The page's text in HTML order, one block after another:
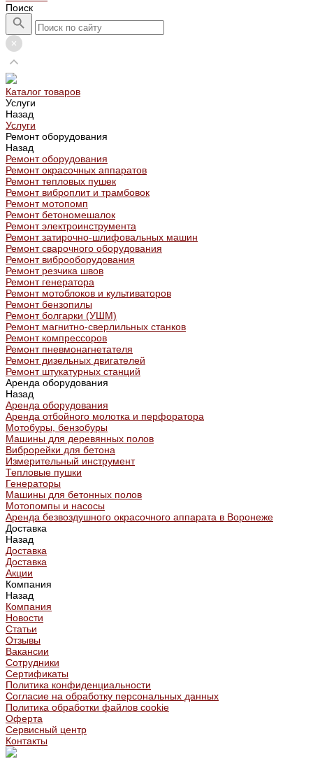
Поиск
Каталог товаров
Услуги
Назад
Услуги
Ремонт оборудования
Назад
Ремонт оборудования
Ремонт окрасочных аппаратов
Ремонт тепловых пушек
Ремонт виброплит и трамбовок
Ремонт мотопомп
Ремонт бетономешалок
Ремонт электроинструмента
Ремонт затирочно-шлифовальных машин
Ремонт сварочного оборудования
Ремонт виброоборудования
Ремонт резчика швов
Ремонт генератора
Ремонт мотоблоков и культиваторов
Ремонт бензопилы
Ремонт болгарки (УШМ)
Ремонт магнитно-сверлильных станков
Ремонт компрессоров
Ремонт пневмонагнетателя
Ремонт дизельных двигателей
Ремонт штукатурных станций
Аренда оборудования
Назад
Аренда оборудования
Аренда отбойного молотка и перфоратора
Мотобуры, бензобуры
Машины для деревянных полов
Виброрейки для бетона
Измерительный инструмент
Тепловые пушки
Генераторы
Машины для бетонных полов
Мотопомпы и насосы
Аренда безвоздушного окрасочного аппарата в Воронеже
Доставка
Назад
Доставка
Доставка
Акции
Компания
Назад
Компания
Новости
Статьи
Отзывы
Вакансии
Сотрудники
Сертификаты
Политика конфиденциальности
Согласие на обработку персональных данных
Политика обработки файлов cookie
Оферта
Сервисный центр
Контакты